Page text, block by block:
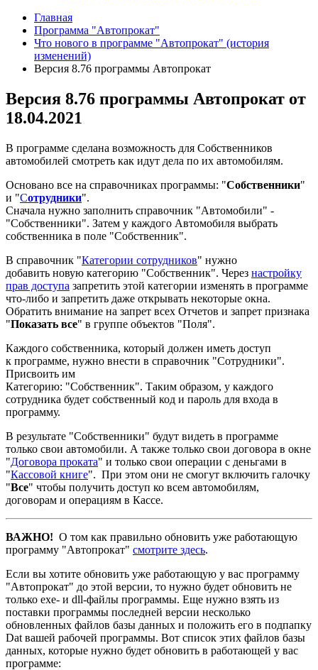
Главная
Программа "Автопрокат"
Что нового в программе "Автопрокат" (история
изменений)
Версия 8.76 программы Автопрокат
Версия 8.76 программы Автопрокат от
18.04.2021
В программе сделана возможность для Собственников
автомобилей смотреть как идут дела по их автомобилям.
Основано все на справочниках программы: "Собственники"
и "Сотрудники".
Сначала нужно заполнить справочник "Автомобили" -
"Собственники". Затем у каждого Автомобиля выбрать
собственника в поле "Собственник".
В справочник "Категории сотрудников" нужно
добавить новую категорию "Собственник". Через настройку
прав доступа запретить этой категории изменять в программе
что-либо и запретить даже открывать некоторые окна.
Обратить внимание на запрет всех Отчетов и запрет признака
"Показать все" в группе объектов "Поля".
Каждого собственника, который должен иметь доступ
к программе, нужно внести в справочник "Сотрудники".
Присвоить им
Категорию: "Собственник". Таким образом, у каждого
сотрудника будет собственный код и пароль для входа в
программу.
В результате "Собственники" будут видеть в программе
только свои автомобили. А также только свои договора в окне
"Договора проката" и только свои операции с деньгами в
"Кассовой книге". При этом они не смогут включить галочку
"Все" чтобы получить доступ ко всем автомобилям,
договорам и операциям в Кассе.
ВАЖНО! О том как правильно обновить уже работающую
программу "Автопрокат" смотрите здесь.
Если вы хотите обновить уже работающую у вас программу
"Автопрокат" до этой версии, то нужно будет обновить не
только exe- и dll-файлы программы. Еще нужно взять из
поставки программы последней версии несколько
обновленных файлов базы данных и положить его в подпапку
Dat вашей рабочей программы. Вот список этих файлов базы
данных, которые нужно будет обновить в работающей у вас
программе: